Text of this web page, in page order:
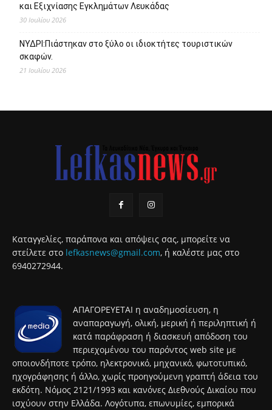
και Εξιχνίασης Εγκλημάτων Λευκάδας
30 Ιουλίου 2026
ΝΥΔΡΙ:Πιάστηκαν στο ξύλο οι ιδιοκτήτες τουριστικών
σκαφών.
21 Ιουλίου 2026
Καταγγελίες, παράπονα και απόψεις σας, μπορείτε να
στείλετε στο lefkasnews@gmail.com, ή καλέστε μας στο
6940272944.
ΑΠΑΓΟΡΕΥΕΤΑΙ η αναδημοσίευση, η
αναπαραγωγή, ολική, μερική ή περιληπτική ή
κατά παράφραση ή διασκευή απόδοση του
περιεχομένου του παρόντος web site με
οποιονδήποτε τρόπο, ηλεκτρονικό, μηχανικό, φωτοτυπικό,
ηχογράφησης ή άλλο, χωρίς προηγούμενη γραπτή άδεια του
εκδότη. Νόμος 2121/1993 και κανόνες Διεθνούς Δικαίου που
ισχύουν στην Ελλάδα. Λογότυπα, επωνυμίες, εμπορικά